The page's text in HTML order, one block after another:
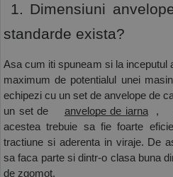
1. Dimensiuni
standarde exista?
Asa cum iti spuneam si la inceputul
maximum de potentialul unei
echipezi cu un set de anvelope de
un set de
anvelope de iarna ,
acestea trebuie sa fie foarte
tractiune si aderenta in viraje. De
sa faca parte si dintr-o clasa buna
de zgomot.